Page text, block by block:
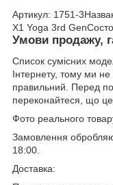
Артикул: 1751-
X1 Yoga 3rd
Умови продажу,
Список сумісних
Інтернету, тому ми
правильний. Перед
переконайтеся, що
Фото реального
Замовлення
18:00.
Доставка: